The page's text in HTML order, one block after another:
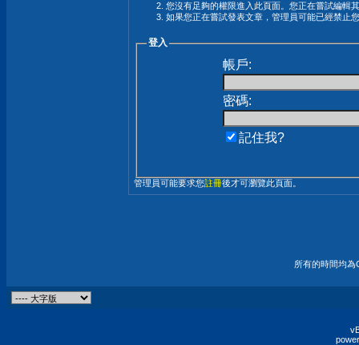
您沒有足夠的權限進入此頁面。您正在嘗試編輯
如果您正在嘗試發表文章，管理員可能已經禁止
登入
帳戶:
密碼:
記住我?
管理員可能要求您註冊後才可瀏覽此頁面。
所有的時間均為